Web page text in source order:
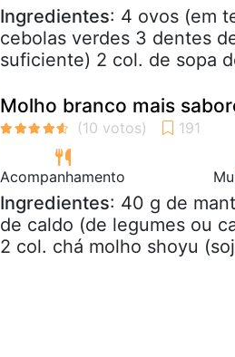
Ingredientes: 4 ovos (em
cebolas verdes 3 dentes
suficiente) 2 col. de sopa
Molho branco mais
Acompanhamento
Ingredientes: 40 g de
de caldo (de legumes ou
2 col. chá molho shoyu